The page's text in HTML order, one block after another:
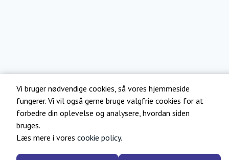
Vi bruger nødvendige cookies, så vores hjemmeside
fungerer. Vi vil også gerne bruge valgfrie cookies for at
forbedre din oplevelse og analysere, hvordan siden
bruges.
Læs mere i vores cookie policy.